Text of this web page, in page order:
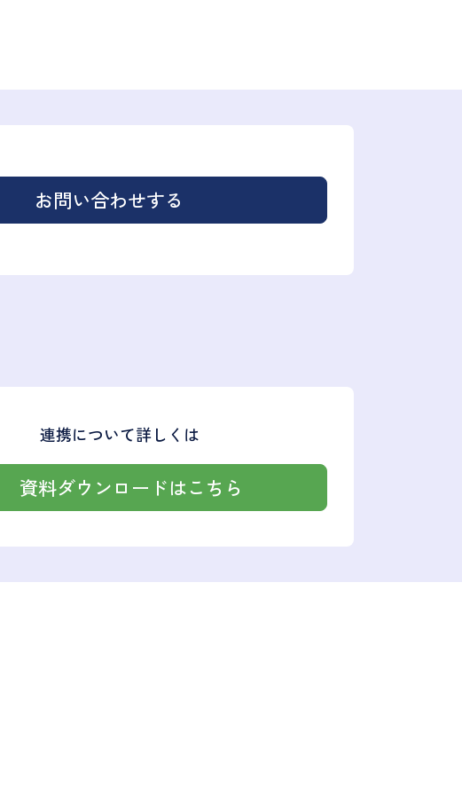
お問い合わせする
連携について詳しくは
資料ダウンロードはこちら